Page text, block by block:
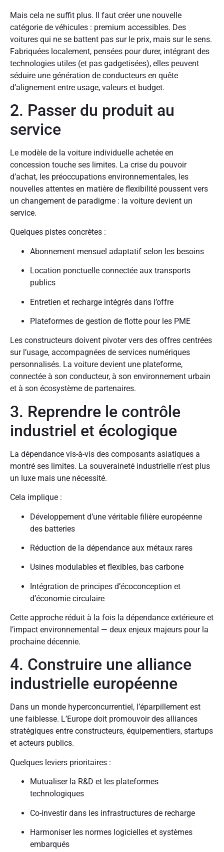
Mais cela ne suffit plus. Il faut créer une nouvelle
catégorie de véhicules : premium accessibles. Des
voitures qui ne se battent pas sur le prix, mais sur le sens.
Fabriquées localement, pensées pour durer, intégrant des
technologies utiles (et pas gadgetisées), elles peuvent
séduire une génération de conducteurs en quête
d’alignement entre usage, valeurs et budget.
2. Passer du produit au
service
Le modèle de la voiture individuelle achetée en
concession touche ses limites. La crise du pouvoir
d’achat, les préoccupations environnementales, les
nouvelles attentes en matière de flexibilité poussent vers
un changement de paradigme : la voiture devient un
service.
Quelques pistes concrètes :
Abonnement mensuel adaptatif selon les besoins
Location ponctuelle connectée aux transports
publics
Entretien et recharge intégrés dans l’offre
Plateformes de gestion de flotte pour les PME
Les constructeurs doivent pivoter vers des offres centrées
sur l’usage, accompagnées de services numériques
personnalisés. La voiture devient une plateforme,
connectée à son conducteur, à son environnement urbain
et à son écosystème de partenaires.
3. Reprendre le contrôle
industriel et écologique
La dépendance vis-à-vis des composants asiatiques a
montré ses limites. La souveraineté industrielle n’est plus
un luxe mais une nécessité.
Cela implique :
Développement d’une véritable filière européenne
des batteries
Réduction de la dépendance aux métaux rares
Usines modulables et flexibles, bas carbone
Intégration de principes d’écoconception et
d’économie circulaire
Cette approche réduit à la fois la dépendance extérieure et
l’impact environnemental — deux enjeux majeurs pour la
prochaine décennie.
4. Construire une alliance
industrielle européenne
Dans un monde hyperconcurrentiel, l’éparpillement est
une faiblesse. L’Europe doit promouvoir des alliances
stratégiques entre constructeurs, équipementiers, startups
et acteurs publics.
Quelques leviers prioritaires :
Mutualiser la R&D et les plateformes
technologiques
Co-investir dans les infrastructures de recharge
Harmoniser les normes logicielles et systèmes
embarqués